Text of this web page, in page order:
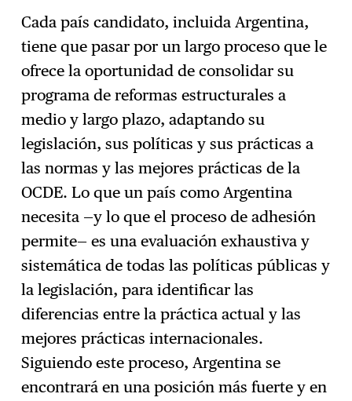
Cada país candidato, incluida Argentina,
tiene que pasar por un largo proceso que le
ofrece la oportunidad de consolidar su
programa de reformas estructurales a
medio y largo plazo, adaptando su
legislación, sus políticas y sus prácticas a
las normas y las mejores prácticas de la
OCDE. Lo que un país como Argentina
necesita —y lo que el proceso de adhesión
permite— es una evaluación exhaustiva y
sistemática de todas las políticas públicas y
la legislación, para identificar las
diferencias entre la práctica actual y las
mejores prácticas internacionales.
Siguiendo este proceso, Argentina se
encontrará en una posición más fuerte y en